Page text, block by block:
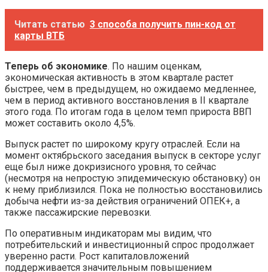
Читать статью 3 способа получить пин-код от
карты ВТБ
Теперь об экономике. По нашим оценкам,
экономическая активность в этом квартале растет
быстрее, чем в предыдущем, но ожидаемо медленнее,
чем в период активного восстановления в II квартале
этого года. По итогам года в целом темп прироста ВВП
может составить около 4,5%.
Выпуск растет по широкому кругу отраслей. Если на
момент октябрьского заседания выпуск в секторе услуг
еще был ниже докризисного уровня, то сейчас
(несмотря на непростую эпидемическую обстановку) он
к нему приблизился. Пока не полностью восстановились
добыча нефти из-за действия ограничений ОПЕК+, а
также пассажирские перевозки.
По оперативным индикаторам мы видим, что
потребительский и инвестиционный спрос продолжает
уверенно расти. Рост капиталовложений
поддерживается значительным повышением